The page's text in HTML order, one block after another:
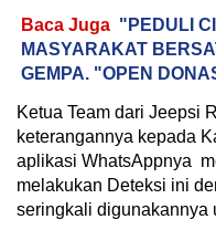
Baca Juga "PEDULI
MASYARAKAT
GEMPA. "OPEN
Ketua Team dari Jeepsi
keterangannya kepada
aplikasi WhatsAppnya
melakukan Deteksi ini
seringkali digunakannya